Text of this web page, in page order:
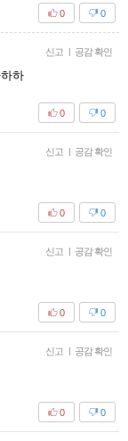
0
0
신고 | 공감 확인
하
0
0
신고 | 공감 확인
0
0
신고 | 공감 확인
0
0
신고 | 공감 확인
0
0